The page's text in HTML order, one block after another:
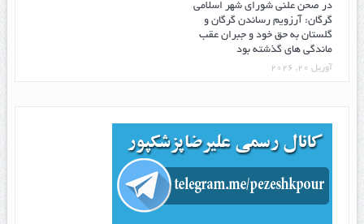
در صحن علنی شورای شهر اسلامی
گرگان: آرزویم رساندن گرگان و
گلستان به حق خود و جبران عقب
ماندگی های گذشته بود
آوریل 20, 2026